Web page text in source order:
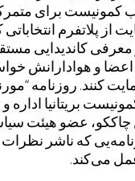
کمونیست برای
از پلاتفرم
کاندیدایی
و هوادارانش
کنند. روزنامه
بریتانیا
چاککو، عضو هیئت
که ناشر
می‌کند.